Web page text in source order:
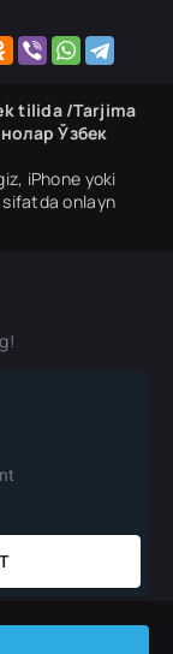
tilida /Tarjima
Ўзбек
iPhone yoki
onlayn